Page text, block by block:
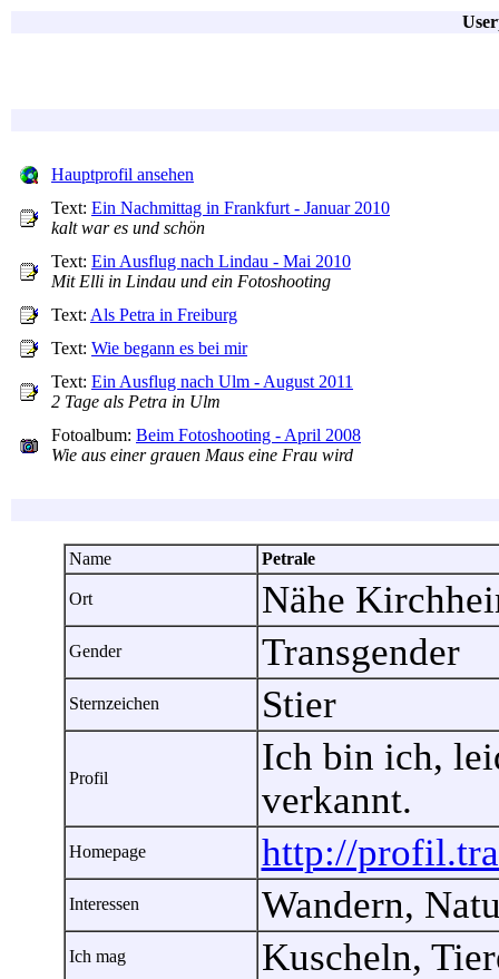
Hauptprofil ansehen
Text: Ein Nachmittag in Frankfurt - Januar 2010
kalt war es und schön
Text: Ein Ausflug nach Lindau - Mai 2010
Mit Elli in Lindau und ein Fotoshooting
Text: Als Petra in Freiburg
Text: Wie begann es bei mir
Text: Ein Ausflug nach Ulm - August 2011
2 Tage als Petra in Ulm
Fotoalbum: Beim Fotoshooting - April 2008
Wie aus einer grauen Maus eine Frau wird
Name Petrale
Ort Nähe
Gender Transgender
Sternzeichen Stier
Profil
Ich bin ich,
verkannt.
Homepage http://
Interessen Wandern,
Ich mag Kuscheln,